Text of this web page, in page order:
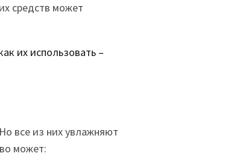
средств может
их использовать –
все из них увлажняют
может: